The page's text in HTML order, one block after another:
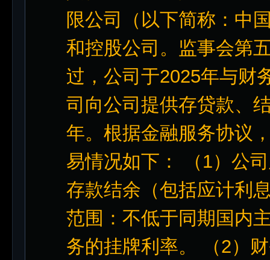
限公司（以下简称：中
和控股公司。监事会第
过，公司于2025年与财
司向公司提供存贷款、
年。根据金融服务协议
易情况如下： （1）公
存款结余（包括应计利
范围：不低于同期国内
务的挂牌利率。 （2）